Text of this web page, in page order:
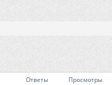
Ответы Просмотры